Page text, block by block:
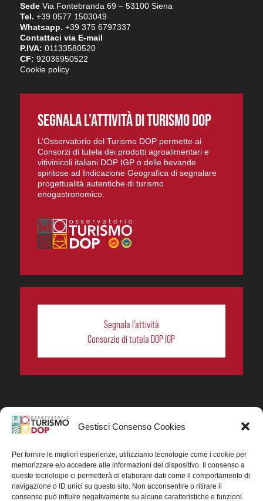
Gestisci Consenso Cookies
Per fornire le migliori esperienze, utilizziamo tecnologie come i cookie per
memorizzare e/o accedere alle informazioni del dispositivo. Il consenso a
queste tecnologie ci permetterà di elaborare dati come il comportamento di
navigazione o ID unici su questo sito. Non acconsentire o ritirare il
consenso può influire negativamente su alcune caratteristiche e funzioni.
SedeVia Fontebranda 69 – 53100 Siena
Tel. +39 0577 1503049
Whatsapp. +39 375 6797337
Contattaci via E-mail
P.IVA: 01133580520
CF: 92036950522
Cookie policy
SEGNALA L’ATTIVITÀ DI TURISMO DOP
L’Osservatorio del Turismo DOP permette ai
Consorzi di tutela dei prodotti agroalimentari e
vitivinicoli italiani DOP IGP o delle bevande
spiritose ad Indicazione Geografica di segnalare
progettualità autentiche di turismo
enogastronomico.
Segnala l’attività
Consorzio di tutela DOP IGP
In collaborazione ORIGIN ITALIA.
del turismo enogastronomico dei prodotti DOP IGP
italiani.
Concessione contributo MASAF DM n. 0311719 del
15/06/2023
Concessione contributo MASAF, DM n. 0016662 del